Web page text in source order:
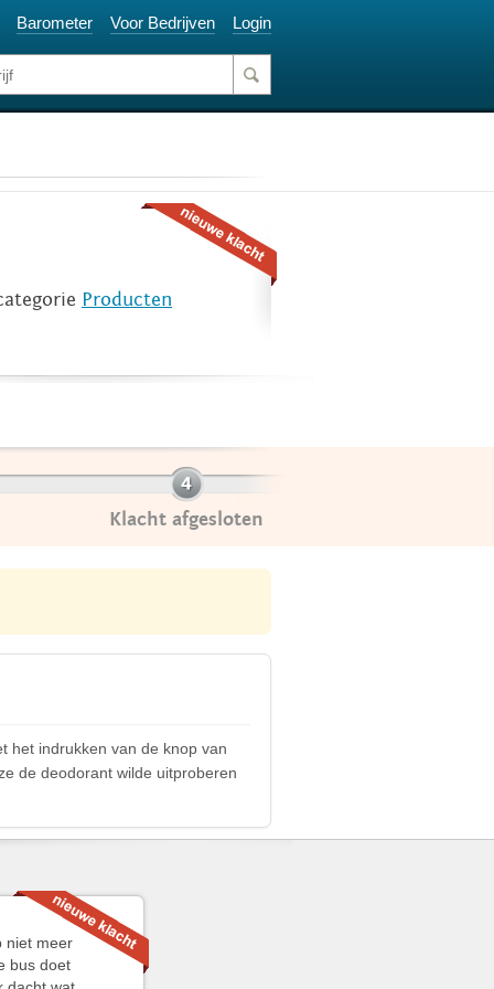
Barometer Voor Bedrijven Login
Producten
Klacht afgesloten
het indrukken van de knop van
de deodorant wilde uitproberen
niet meer
bus doet